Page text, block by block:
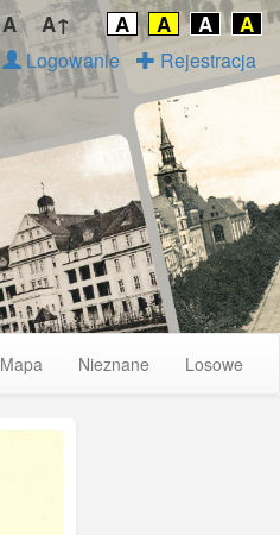
A A↑ A A A A
Logowanie Rejestracja
Mapa Nieznane Losowe